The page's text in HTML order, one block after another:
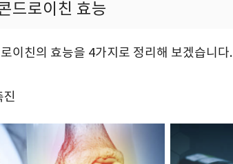
드로이친 효능
이친의 효능을 4가지로 정리해 보겠습니다.
진